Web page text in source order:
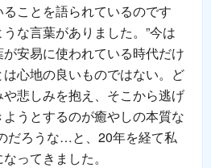
ことを語られているのです
な言葉がありました。”今は
が安易に使われている時代だけ
心地の良いものではない。ど
悲しみを抱え、そこから逃げ
うとするのが癒やしの本質な
だろうな…と、20年を経て私
ってきました。